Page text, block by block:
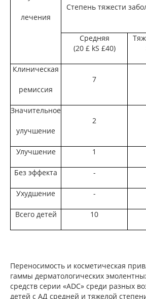
лечения
Степень тяжести
Средняя
(20 £ kS £40)
Клиническая
ремиссия
7
Значительное
улучшение
2
Улучшение 1
Без эффекта -
Ухудшение -
Всего детей 10
Переносимость и косметическая
гаммы дерматологических
средств серии «ADC» среди разных
детей с АД средней и тяжелой